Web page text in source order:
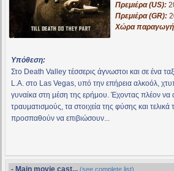
Πρεμιέρα (US):
Πρεμιέρα (GR):
Χώρα
Υπόθεση:
Στο Death Valley τέσσερις άγνωστοι και σε ένα
L.A. στο Las Vegas, υπό την επήρεια αλκοόλ,
γυναίκα στη μέση της ερήμου. Έχοντας πλέον να
τραυματισμούς, τα στοιχεία της φύσης και
προσπαθούν να επιβιώσουν...
(see complete list)